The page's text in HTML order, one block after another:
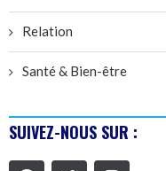
Relation
Santé & Bien-être
SUIVEZ-NOUS SUR :